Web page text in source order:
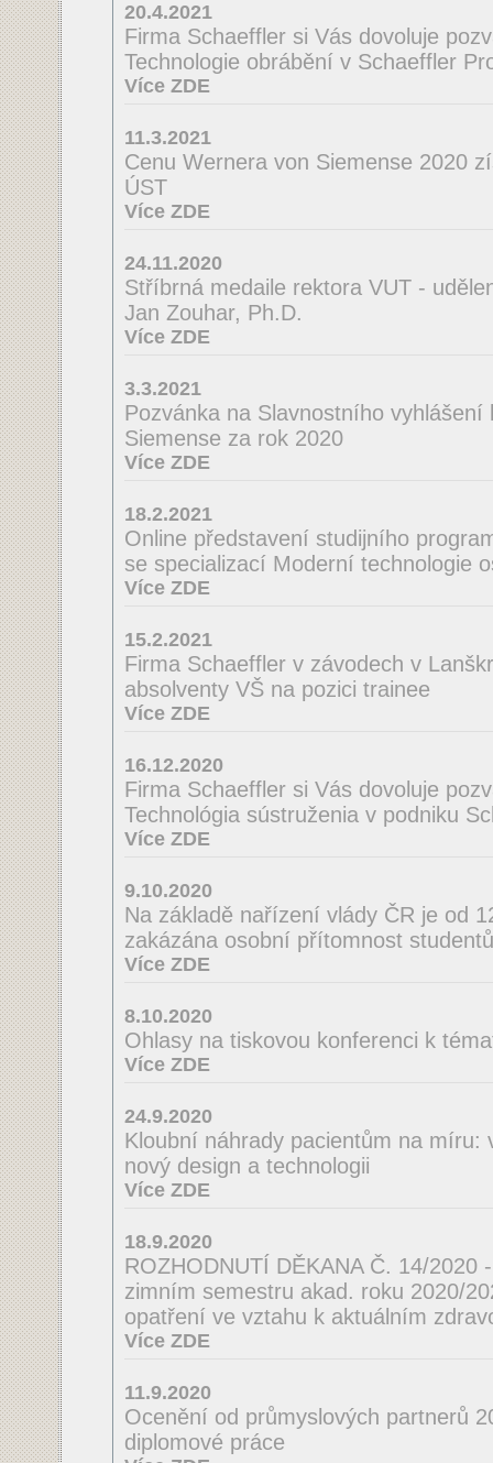
20.4.2021
Firma Schaeffler si Vás dovoluje
Technologie obrábění v Schaeffler
Více ZDE
11.3.2021
Cenu Wernera von Siemense 2020
ÚST
Více ZDE
24.11.2020
Stříbrná medaile rektora VUT -
Jan Zouhar, Ph.D.
Více ZDE
3.3.2021
Pozvánka na Slavnostního
Siemense za rok 2020
Více ZDE
18.2.2021
Online představení studijního
se specializací Moderní technologie
Více ZDE
15.2.2021
Firma Schaeffler v závodech v
absolventy VŠ na pozici trainee
Více ZDE
16.12.2020
Firma Schaeffler si Vás dovoluje
Technológia sústruženia v podniku
Více ZDE
9.10.2020
Na základě nařízení vlády ČR je od
zakázána osobní přítomnost
Více ZDE
8.10.2020
Ohlasy na tiskovou konferenci k
Více ZDE
24.9.2020
Kloubní náhrady pacientům na míru:
nový design a technologii
Více ZDE
18.9.2020
ROZHODNUTÍ DĚKANA Č. 14/2020
zimním semestru akad. roku 2020/
opatření ve vztahu k aktuálním
Více ZDE
11.9.2020
Ocenění od průmyslových partnerů
diplomové práce